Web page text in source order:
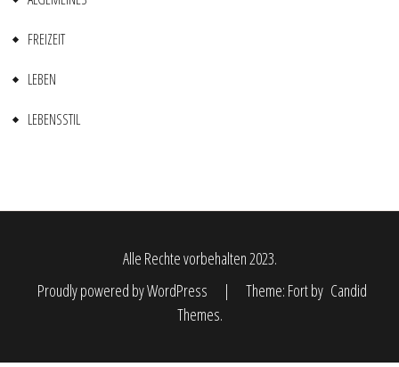
FREIZEIT
LEBEN
LEBENSSTIL
Alle Rechte vorbehalten 2023.
Proudly powered by WordPress
| Theme: Fort by Candid
Themes.